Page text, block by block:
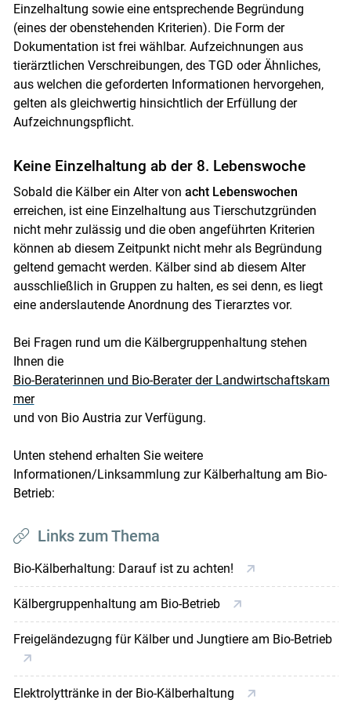
Einzelhaltung sowie eine entsprechende Begründung
(eines der obenstehenden Kriterien). Die Form der
Dokumentation ist frei wählbar. Aufzeichnungen aus
tierärztlichen Verschreibungen, des TGD oder Ähnliches,
aus welchen die geforderten Informationen hervorgehen,
gelten als gleichwertig hinsichtlich der Erfüllung der
Aufzeichnungspflicht.
Keine Einzelhaltung ab der 8. Lebenswoche
Sobald die Kälber ein Alter von acht Lebenswochen
erreichen, ist eine Einzelhaltung aus Tierschutzgründen
nicht mehr zulässig und die oben angeführten Kriterien
können ab diesem Zeitpunkt nicht mehr als Begründung
geltend gemacht werden. Kälber sind ab diesem Alter
ausschließlich in Gruppen zu halten, es sei denn, es liegt
eine anderslautende Anordnung des Tierarztes vor.
Bei Fragen rund um die Kälbergruppenhaltung stehen
Ihnen die
Bio-Beraterinnen und Bio-Berater der Landwirtschaftskam
mer
und von Bio Austria zur Verfügung.
Unten stehend erhalten Sie weitere
Informationen/Linksammlung zur Kälberhaltung am Bio-
Betrieb:
Links zum Thema
Bio-Kälberhaltung: Darauf ist zu achten!
Kälbergruppenhaltung am Bio-Betrieb
Freigeländezugng für Kälber und Jungtiere am Bio-Betrieb
Elektrolyttränke in der Bio-Kälberhaltung